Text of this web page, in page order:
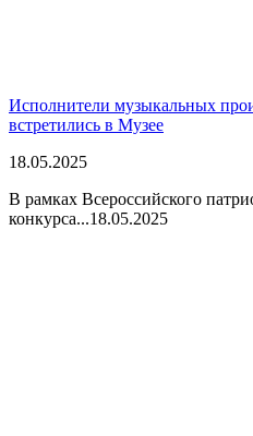
Исполнители музыкальных
встретились в Музее
18.05.2025
В рамках Всероссийского
конкурса...18.05.2025